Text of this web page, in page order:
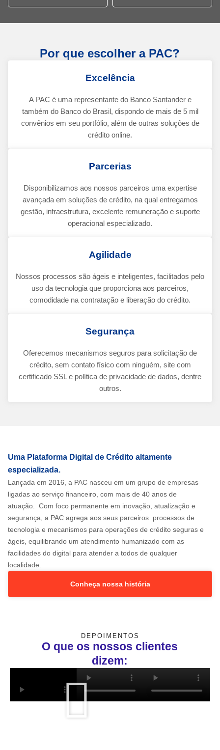
Por que escolher a PAC?
Excelência
A PAC é uma representante do Banco Santander e
também do Banco do Brasil, dispondo de mais de 5 mil
convênios em seu portfólio, além de outras soluções de
crédito online.
Parcerias
Disponibilizamos aos nossos parceiros uma expertise
avançada em soluções de crédito, na qual entregamos
gestão, infraestrutura, excelente remuneração e suporte
operacional especializado.
Agilidade
Nossos processos são ágeis e inteligentes, facilitados pelo
uso da tecnologia que proporciona aos parceiros,
comodidade na contratação e liberação do crédito.
Segurança
Oferecemos mecanismos seguros para solicitação de
crédito, sem contato físico com ninguém, site com
certificado SSL e política de privacidade de dados, dentre
outros.
Uma Plataforma Digital de Crédito altamente
especializada.
Lançada em 2016, a PAC nasceu em um grupo de empresas
ligadas ao serviço financeiro, com mais de 40 anos de
atuação. Com foco permanente em inovação, atualização e
segurança, a PAC agrega aos seus parceiros processos de
tecnologia e mecanismos para operações de crédito seguras e
ágeis, equilibrando um atendimento humanizado com as
facilidades do digital para atender a todos de qualquer
localidade.
Conheça nossa história
DEPOIMENTOS
O que os nossos clientes
dizem: